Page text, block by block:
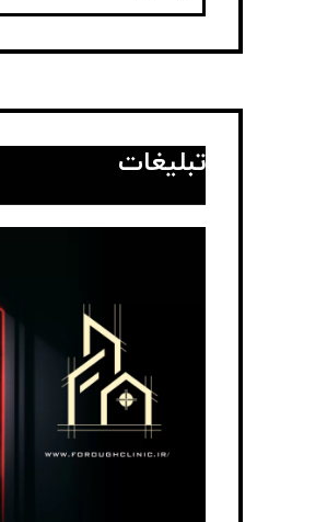
تبلیغات